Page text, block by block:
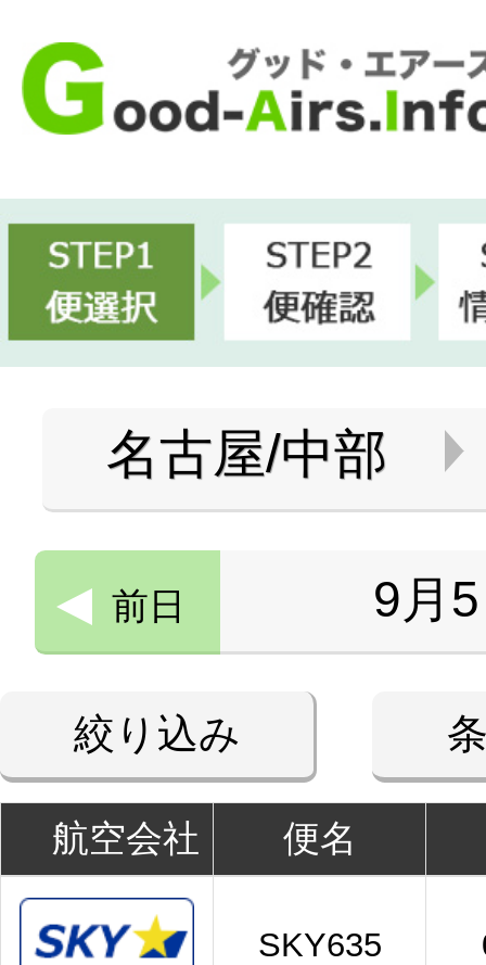
名古屋/中部
前日 9月
絞り込み
航空会社 便名
SKY635